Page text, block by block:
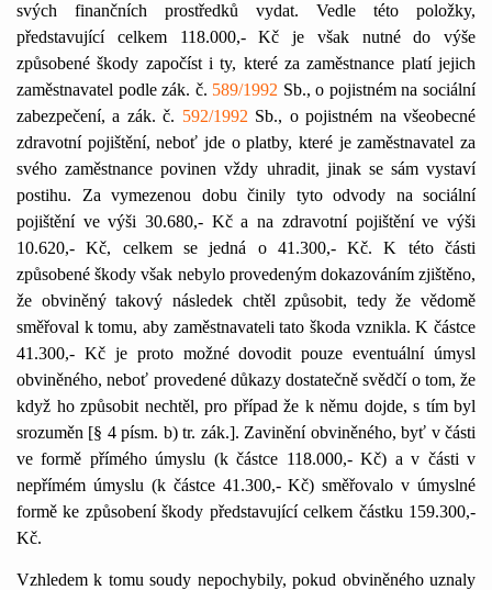
svých finančních prostředků vydat. Vedle této položky,
představující celkem 118.000,- Kč je však nutné do výše
způsobené škody započíst i ty, které za zaměstnance platí jejich
zaměstnavatel podle zák. č. 589/1992 Sb., o pojistném na sociální
zabezpečení, a zák. č. 592/1992 Sb., o pojistném na všeobecné
zdravotní pojištění, neboť jde o platby, které je zaměstnavatel za
svého zaměstnance povinen vždy uhradit, jinak se sám vystaví
postihu. Za vymezenou dobu činily tyto odvody na sociální
pojištění ve výši 30.680,- Kč a na zdravotní pojištění ve výši
10.620,- Kč, celkem se jedná o 41.300,- Kč. K této části
způsobené škody však nebylo provedeným dokazováním zjištěno,
že obviněný takový následek chtěl způsobit, tedy že vědomě
směřoval k tomu, aby zaměstnavateli tato škoda vznikla. K částce
41.300,- Kč je proto možné dovodit pouze eventuální úmysl
obviněného, neboť provedené důkazy dostatečně svědčí o tom, že
když ho způsobit nechtěl, pro případ že k němu dojde, s tím byl
srozuměn [§ 4 písm. b) tr. zák.]. Zavinění obviněného, byť v části
ve formě přímého úmyslu (k částce 118.000,- Kč) a v části v
nepřímém úmyslu (k částce 41.300,- Kč) směřovalo v úmyslné
formě ke způsobení škody představující celkem částku 159.300,-
Kč.
Vzhledem k tomu soudy nepochybily, pokud obviněného uznaly